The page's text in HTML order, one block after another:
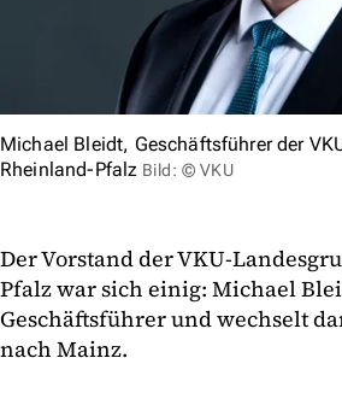
Michael Bleidt, Geschäftsführer der
Rheinland-Pfalz Bild: © VKU
Der Vorstand der VKU-
Pfalz war sich einig: Michael
Geschäftsführer und wechselt
nach Mainz.